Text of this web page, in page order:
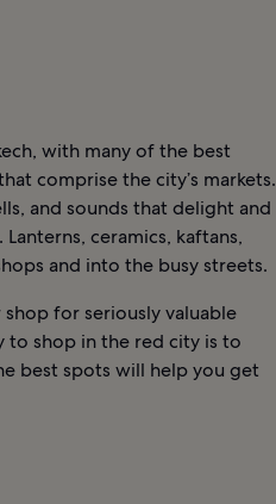
with many of the best
comprise the city’s markets.
and sounds that delight and
ceramics, kaftans,
and into the busy streets.
for seriously valuable
to shop in the red city is to
best spots will help you get